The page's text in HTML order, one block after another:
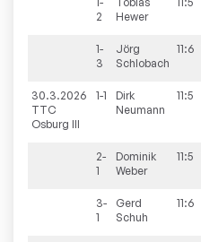
2
Hewer
1-
3
Jörg
Schlobach
11:6
30.3.2026
TTC
Osburg III
1-1
Dirk
Neumann
11:5
2-
1
Dominik
Weber
11:5
3-
1
Gerd
Schuh
11:6